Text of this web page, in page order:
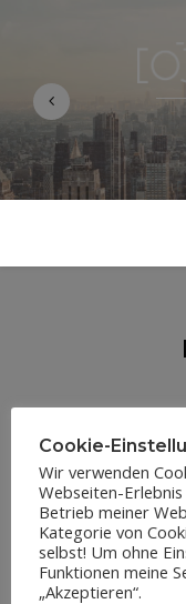
Cookie-
Wir verwenden
Webseiten-
Betrieb meiner
Kategorie von
selbst! Um ohne
Funktionen meine
„Akzeptieren“.